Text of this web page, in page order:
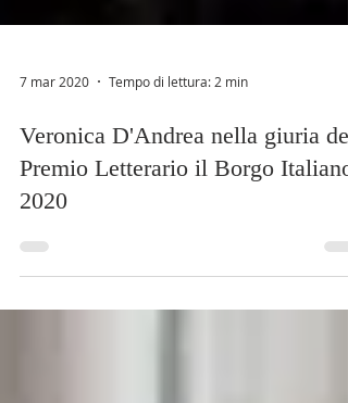
7 mar 2020 Tempo di lettura: 2 min
Veronica D'Andrea nella giuria del
Premio Letterario il Borgo Italiano
2020